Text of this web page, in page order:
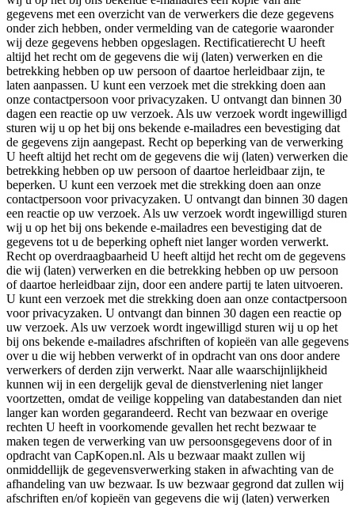
gegevens met een overzicht van de verwerkers die deze gegevens
onder zich hebben, onder vermelding van de categorie waaronder
wij deze gegevens hebben opgeslagen. Rectificatierecht U heeft
altijd het recht om de gegevens die wij (laten) verwerken en die
betrekking hebben op uw persoon of daartoe herleidbaar zijn, te
laten aanpassen. U kunt een verzoek met die strekking doen aan
onze contactpersoon voor privacyzaken. U ontvangt dan binnen 30
dagen een reactie op uw verzoek. Als uw verzoek wordt ingewilligd
sturen wij u op het bij ons bekende e-mailadres een bevestiging dat
de gegevens zijn aangepast. Recht op beperking van de verwerking
U heeft altijd het recht om de gegevens die wij (laten) verwerken die
betrekking hebben op uw persoon of daartoe herleidbaar zijn, te
beperken. U kunt een verzoek met die strekking doen aan onze
contactpersoon voor privacyzaken. U ontvangt dan binnen 30 dagen
een reactie op uw verzoek. Als uw verzoek wordt ingewilligd sturen
wij u op het bij ons bekende e-mailadres een bevestiging dat de
gegevens tot u de beperking opheft niet langer worden verwerkt.
Recht op overdraagbaarheid U heeft altijd het recht om de gegevens
die wij (laten) verwerken en die betrekking hebben op uw persoon
of daartoe herleidbaar zijn, door een andere partij te laten uitvoeren.
U kunt een verzoek met die strekking doen aan onze contactpersoon
voor privacyzaken. U ontvangt dan binnen 30 dagen een reactie op
uw verzoek. Als uw verzoek wordt ingewilligd sturen wij u op het
bij ons bekende e-mailadres afschriften of kopieën van alle gegevens
over u die wij hebben verwerkt of in opdracht van ons door andere
verwerkers of derden zijn verwerkt. Naar alle waarschijnlijkheid
kunnen wij in een dergelijk geval de dienstverlening niet langer
voortzetten, omdat de veilige koppeling van databestanden dan niet
langer kan worden gegarandeerd. Recht van bezwaar en overige
rechten U heeft in voorkomende gevallen het recht bezwaar te
maken tegen de verwerking van uw persoonsgegevens door of in
opdracht van CapKopen.nl. Als u bezwaar maakt zullen wij
onmiddellijk de gegevensverwerking staken in afwachting van de
afhandeling van uw bezwaar. Is uw bezwaar gegrond dat zullen wij
afschriften en/of kopieën van gegevens die wij (laten) verwerken